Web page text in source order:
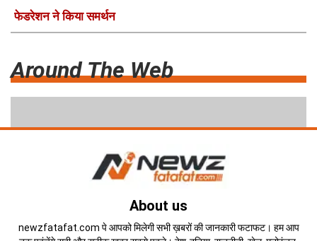
फेडरेशन ने किया समर्थन
Around The Web
About us
newzfatafat.com पे आपको मिलेगी सभी ख़बरों की जानकारी फटाफट। हम आप